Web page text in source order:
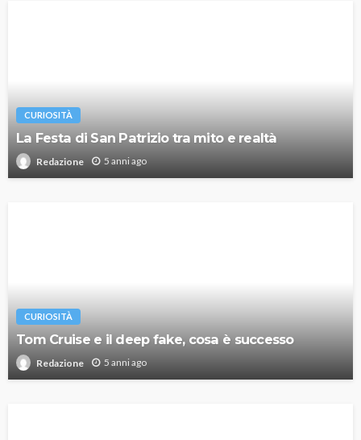
CURIOSITÀ
La Festa di San Patrizio tra mito e realtà
Redazione 5 anni ago
CURIOSITÀ
Tom Cruise e il deep fake, cosa è successo
Redazione 5 anni ago